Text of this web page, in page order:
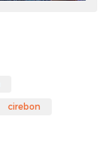
cirebon